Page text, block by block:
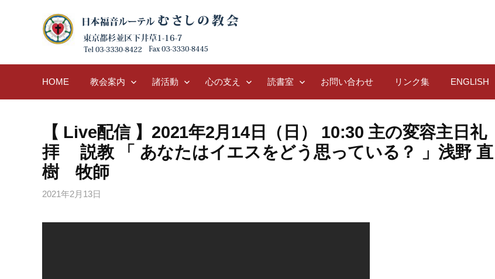
HOME 教会案内 諸活動 心の支え 読書室 お問い合わせ リンク集 ENGLISH
【 Live配信 】2021年2月14日（日） 10:30 主の変容主日礼
拝 説教 「 あなたはイエスをどう思っている？ 」浅野 直
樹 牧師
2021年2月13日